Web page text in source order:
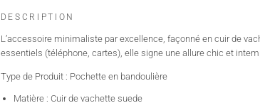
DESCRIPTION
L’accessoire minimaliste par excellence, façonné en cuir de
essentiels (téléphone, cartes), elle signe une allure chic et
Type de Produit : Pochette en bandoulière
Matière : Cuir de vachette suede